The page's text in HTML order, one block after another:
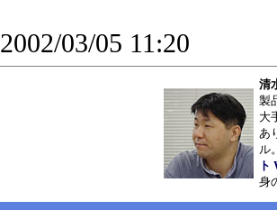
2002/03/05 11:20
清
製
大
あ
ル
ト
身